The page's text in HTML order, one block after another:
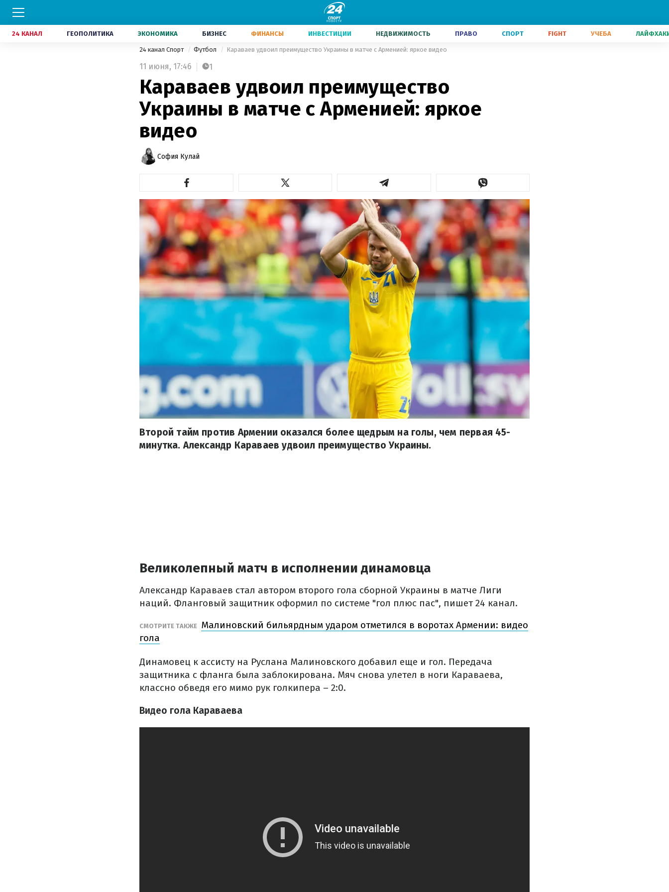
24 КАНАЛ ГЕОПОЛИТИКА ЭКОНОМИКА БИЗНЕС ФИНАНСЫ ИНВЕСТИЦИИ НЕДВИЖИМОСТЬ ПРАВО СПОРТ FIGHT УЧЕБА
24 канал Спорт Футбол Караваев удвоил преимущество Украины в матче с Арменией: яркое видео
11 июня, 17:46 1
Караваев удвоил преимущество
Украины в матче с Арменией: яркое
видео
София Кулай
Второй тайм против Армении оказался более щедрым на голы, чем первая 45-
минутка. Александр Караваев удвоил преимущество Украины.
Великолепный матч в исполнении динамовца
Александр Караваев стал автором второго гола сборной Украины в матче Лиги
наций. Фланговый защитник оформил по системе "гол плюс пас", пишет 24 канал.
СМОТРИТЕ ТАКЖЕ Малиновский бильярдным ударом отметился в воротах Армении: видео
гола
Динамовец к ассисту на Руслана Малиновского добавил еще и гол. Передача
защитника с фланга была заблокирована. Мяч снова улетел в ноги Караваева,
классно обведя его мимо рук голкипера – 2:0.
Видео гола Караваева